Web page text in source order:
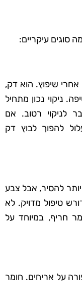
סוגים עיקריים:
שיפוץ. הוא דק,
ניקוי נכון מתחיל
לניקוי רטוב. אם
להפוך לבוץ דק
להסיר, אבל צבע
טיפול מדויק. לא
חריף, במיוחד על
על אריחים. חומר